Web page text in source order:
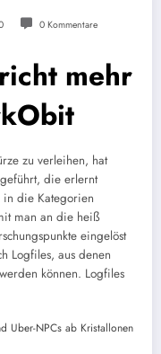
0 Kommentare
mehr
zu verleihen, hat
die erlernt
in die Kategorien
man an die heiß
eingelöst
Logfiles, aus denen
können. Logfiles
Uber-NPCs ab Kristallonen